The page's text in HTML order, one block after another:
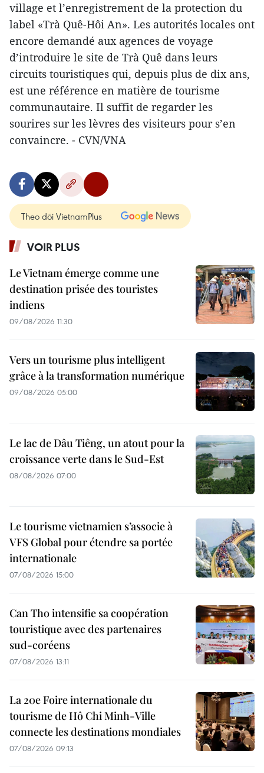
village et l’enregistrement de la protection du
label «Trà Quê-Hôi An». Les autorités locales ont
encore demandé aux agences de voyage
d’introduire le site de Trà Quê dans leurs
circuits touristiques qui, depuis plus de dix ans,
est une référence en matière de tourisme
communautaire. Il suffit de regarder les
sourires sur les lèvres des visiteurs pour s’en
convaincre. - CVN/VNA
Theo dõi VietnamPlus
VOIR PLUS
Le Vietnam émerge comme une
destination prisée des touristes
indiens
09/08/2026 11:30
Vers un tourisme plus intelligent
grâce à la transformation numérique
09/08/2026 05:00
Le lac de Dâu Tiêng, un atout pour la
croissance verte dans le Sud-Est
08/08/2026 07:00
Le tourisme vietnamien s’associe à
VFS Global pour étendre sa portée
internationale
07/08/2026 15:00
Can Tho intensifie sa coopération
touristique avec des partenaires
sud-coréens
07/08/2026 13:11
La 20e Foire internationale du
tourisme de Hô Chi Minh-Ville
connecte les destinations mondiales
07/08/2026 09:13